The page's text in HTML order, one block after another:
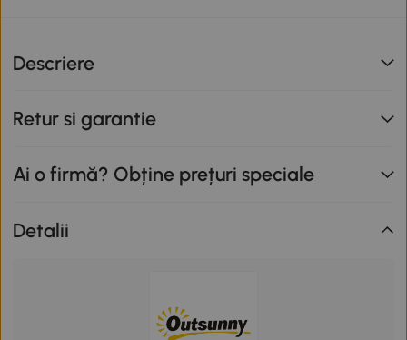
Descriere
Retur si garantie
Ai o firmă? Obține prețuri speciale
Detalii